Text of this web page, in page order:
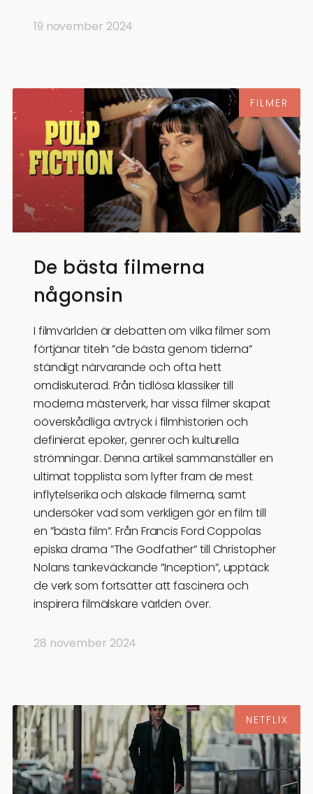
19 november 2024
FILMER
De bästa filmerna
någonsin
I filmvärlden är debatten om vilka filmer som
förtjänar titeln ”de bästa genom tiderna”
ständigt närvarande och ofta hett
omdiskuterad. Från tidlösa klassiker till
moderna mästerverk, har vissa filmer skapat
oöverskådliga avtryck i filmhistorien och
definierat epoker, genrer och kulturella
strömningar. Denna artikel sammanställer en
ultimat topplista som lyfter fram de mest
inflytelserika och älskade filmerna, samt
undersöker vad som verkligen gör en film till
en ”bästa film”. Från Francis Ford Coppolas
episka drama ”The Godfather” till Christopher
Nolans tankeväckande ”Inception”, upptäck
de verk som fortsätter att fascinera och
inspirera filmälskare världen över.
28 november 2024
NETFLIX